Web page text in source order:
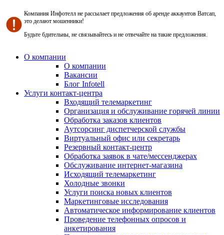
Компания Инфотелл не рассылает предложения об аренде аккаунтов Ватсап,
это делают мошенники!
Будьте бдительны, не связывайтесь и не отвечайте на такие предложения.
О компании
О компании
Вакансии
Блог Infotell
Услуги контакт-центра
Входящий телемаркетинг
Организация и обслуживание горячей линии
Обработка заказов клиентов
Аутсорсинг диспетчерской службы
Виртуальный офис или секретарь
Резервный контакт-центр
Обработка заявок в чате/мессенджерах
Обслуживание интернет-магазина
Исходящий телемаркетинг
Холодные звонки
Услуги поиска новых клиентов
Маркетинговые исследования
Автоматическое информирование клиентов
Проведение телефонных опросов и
анкетирования